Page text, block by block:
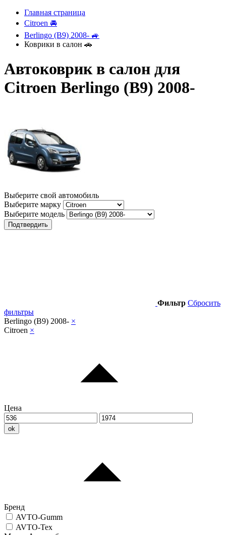
Главная страница
Citroen 🚘
Berlingo (B9) 2008- 🚙
Коврики в салон 🚗
Автоковрик в салон для
Citroen Berlingo (B9) 2008-
Выберите свой автомобиль
Выберите марку
Выберите модель
Подтвердить
Фильтр Сбросить
фильтры
Berlingo (B9) 2008- ×
Citroen ×
Цена
ok
Бренд
AVTO-Gumm
AVTO-Tex